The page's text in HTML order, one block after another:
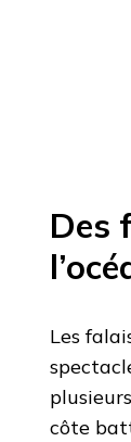
Des
Les
côte